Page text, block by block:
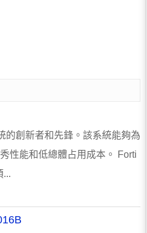
的創新者和先鋒。該系統能夠為
性能和低總體占用成本。 Forti
...